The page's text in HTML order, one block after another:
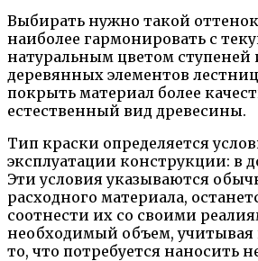
Выбирать нужно такой
наиболее гармонировать с
натуральным цветом ступеней
деревянных элементов
покрыть материал более
естественный вид древесины.
Тип краски определяется
эксплуатации конструкции: в
Эти условия указываются
расходного материала,
соотнести их со своими
необходимый объем, учитывая
то, что потребуется наносить